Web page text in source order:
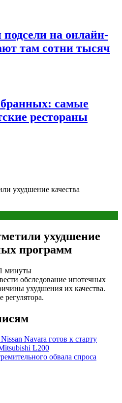
подсели на онлайн-
там сотни тысяч
самые
рестораны
ухудшение качества
ухудшение
программ
1 минуты
обследование ипотечных
ухудшения их качества.
регулятора.
Navara готов к старту
L200
обвала спроса